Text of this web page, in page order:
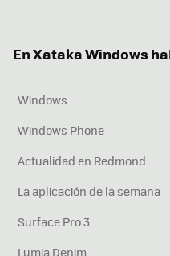
En Xataka Windows
Windows
Windows Phone
Actualidad en Redmond
La aplicación de la semana
Surface Pro 3
Lumia Denim